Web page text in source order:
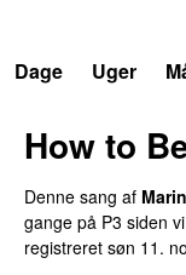
Dage
Uger
How to
Denne sang af
gange på P3 siden
registreret søn 11.